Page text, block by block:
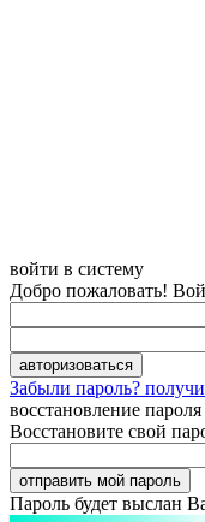
войти в систему
Добро пожаловать!
Забыли пароль?
восстановление пароля
Восстановите свой
Пароль будет выслан